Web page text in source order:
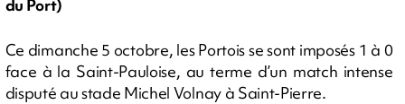
du Port)
Ce dimanche 5 octobre, les Portois se sont imposés 1 à 0
face à la Saint-Pauloise, au terme d’un match intense
disputé au stade Michel Volnay à Saint-Pierre.